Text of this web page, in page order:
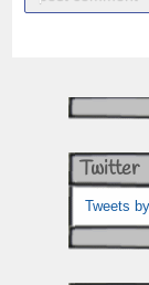
Twitter
Tweets